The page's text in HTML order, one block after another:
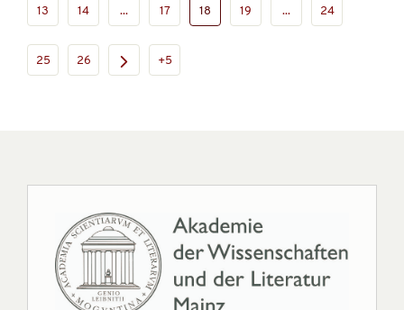
13 14 ... 17 18 19 ... 24
25 26 +5